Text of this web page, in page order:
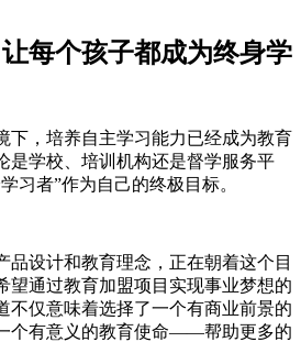
每个孩子都成为终身学
下，培养自主学习能力已经成为教育
是学校、培训机构还是督学服务平
习者”作为自己的终极目标。
品设计和教育理念，正在朝着这个目
望通过教育加盟项目实现事业梦想的
不仅意味着选择了一个有商业前景的
个有意义的教育使命——帮助更多的